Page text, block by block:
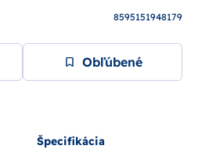
8595151948179
Obľúbené
Špecifikácia